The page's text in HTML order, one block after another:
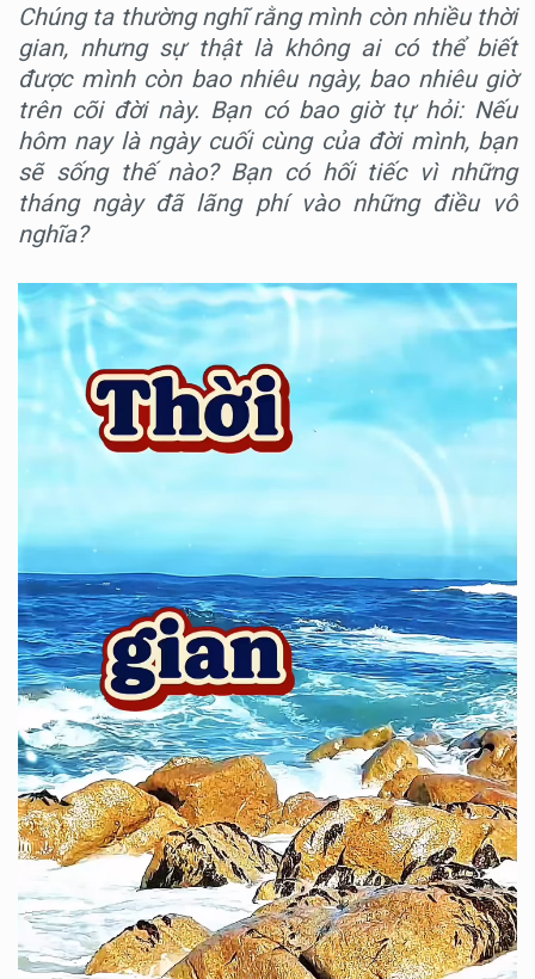
Chúng ta thường nghĩ rằng mình còn nhiều thời
gian, nhưng sự thật là không ai có thể biết
được mình còn bao nhiêu ngày, bao nhiêu giờ
trên cõi đời này. Bạn có bao giờ tự hỏi: Nếu
hôm nay là ngày cuối cùng của đời mình, bạn
sẽ sống thế nào? Bạn có hối tiếc vì những
tháng ngày đã lãng phí vào những điều vô
nghĩa?